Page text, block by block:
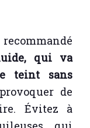
qui va
teint sans
de
Évitez à